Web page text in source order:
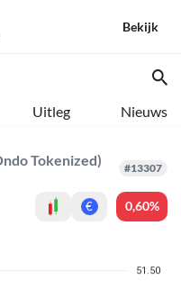
Bekijk
Uitleg Nieuws
Tokenized)
#13307
€ 0,60%